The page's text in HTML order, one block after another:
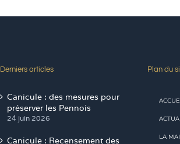
Derniers articles
Canicule : des mesures pour
préserver les Pennois
24 juin 2026
Canicule : Recensement des
Plan du
LA